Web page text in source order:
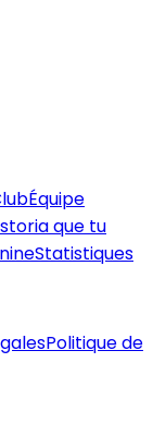
Équipe
que tu
Statistiques
Politique de